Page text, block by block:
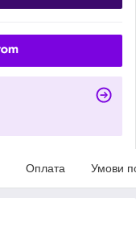
Оплата Умови